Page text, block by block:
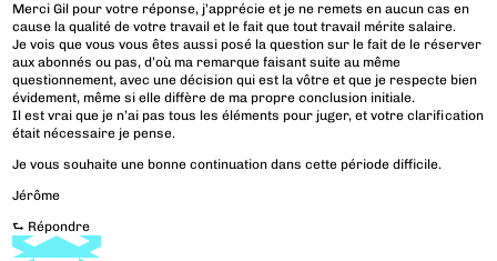
Merci Gil pour votre réponse, j’apprécie et je ne remets en aucun cas en
cause la qualité de votre travail et le fait que tout travail mérite salaire.
Je vois que vous vous êtes aussi posé la question sur le fait de le réserver
aux abonnés ou pas, d’où ma remarque faisant suite au même
questionnement, avec une décision qui est la vôtre et que je respecte bien
évidement, même si elle diffère de ma propre conclusion initiale.
Il est vrai que je n’ai pas tous les éléments pour juger, et votre clarification
était nécessaire je pense.
Je vous souhaite une bonne continuation dans cette période difficile.
Jérôme
⮑ Répondre